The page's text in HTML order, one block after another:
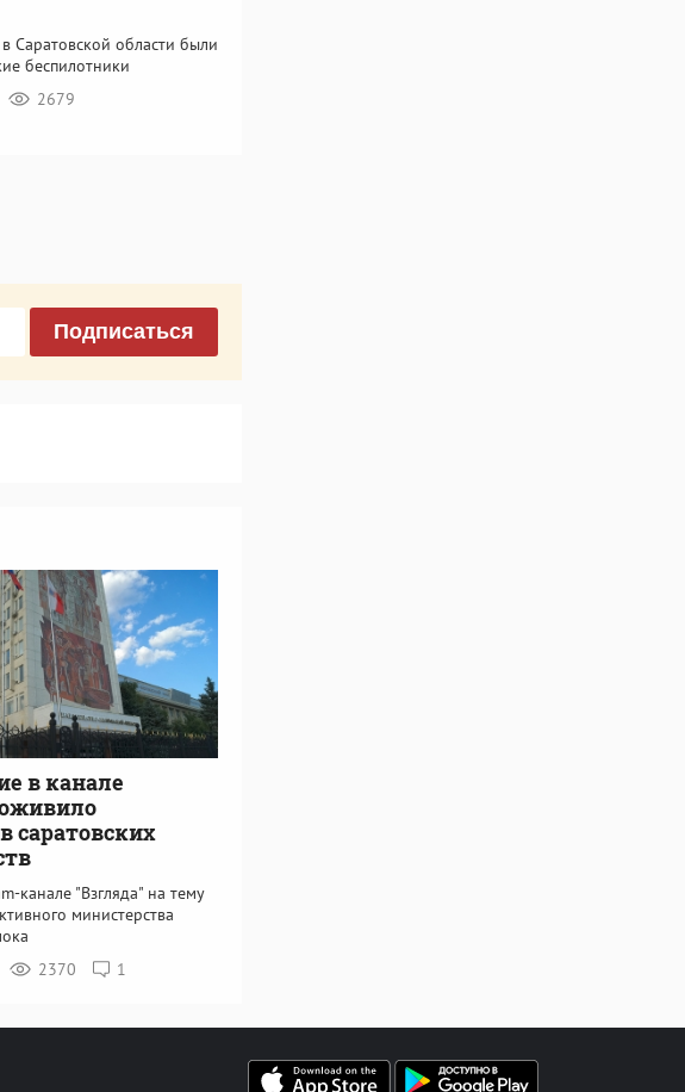
Саратовской области были
беспилотники
2679
Подписаться
в канале
саратовских
канале "Взгляда" на тему
министерства
2370 1